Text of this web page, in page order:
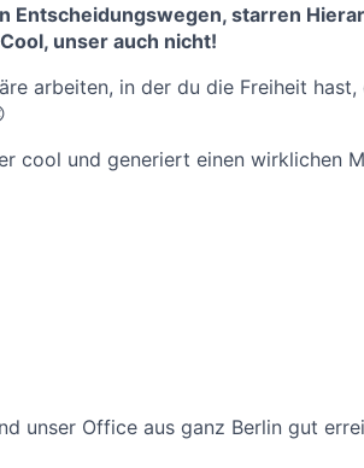
Entscheidungswegen, starren
unser auch nicht!
arbeiten, in der du die Freiheit hast,
cool und generiert einen wirklichen
unser Office aus ganz Berlin gut